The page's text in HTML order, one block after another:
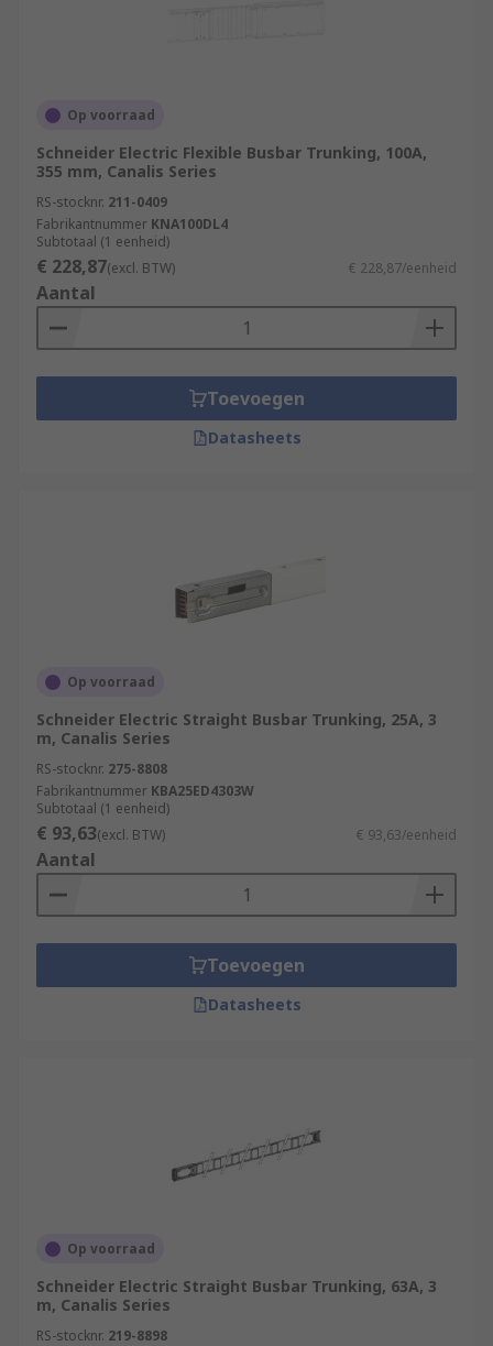
Op voorraad
Schneider Electric Flexible Busbar Trunking, 100A,
355 mm, Canalis Series
RS-stocknr. 211-0409
Fabrikantnummer KNA100DL4
Subtotaal (1 eenheid)
€ 228,87(excl. BTW) € 228,87/eenheid
Aantal
Toevoegen
Datasheets
Op voorraad
Schneider Electric Straight Busbar Trunking, 25A, 3
m, Canalis Series
RS-stocknr. 275-8808
Fabrikantnummer KBA25ED4303W
Subtotaal (1 eenheid)
€ 93,63(excl. BTW) € 93,63/eenheid
Aantal
Toevoegen
Datasheets
Op voorraad
Schneider Electric Straight Busbar Trunking, 63A, 3
m, Canalis Series
RS-stocknr. 219-8898